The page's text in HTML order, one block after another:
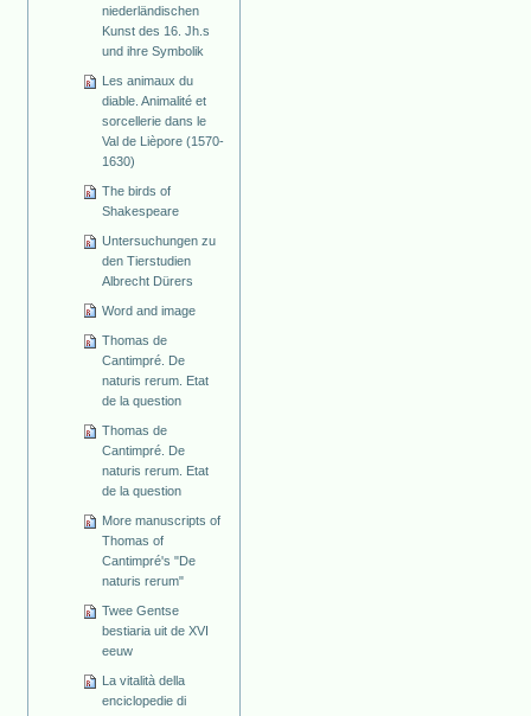
niederländischen
Kunst des 16. Jh.s
und ihre Symbolik
Les animaux du
diable. Animalité et
sorcellerie dans le
Val de Lièpore (1570-
1630)
The birds of
Shakespeare
Untersuchungen zu
den Tierstudien
Albrecht Dürers
Word and image
Thomas de
Cantimpré. De
naturis rerum. Etat
de la question
Thomas de
Cantimpré. De
naturis rerum. Etat
de la question
More manuscripts of
Thomas of
Cantimpré's "De
naturis rerum"
Twee Gentse
bestiaria uit de XVI
eeuw
La vitalità della
enciclopedie di